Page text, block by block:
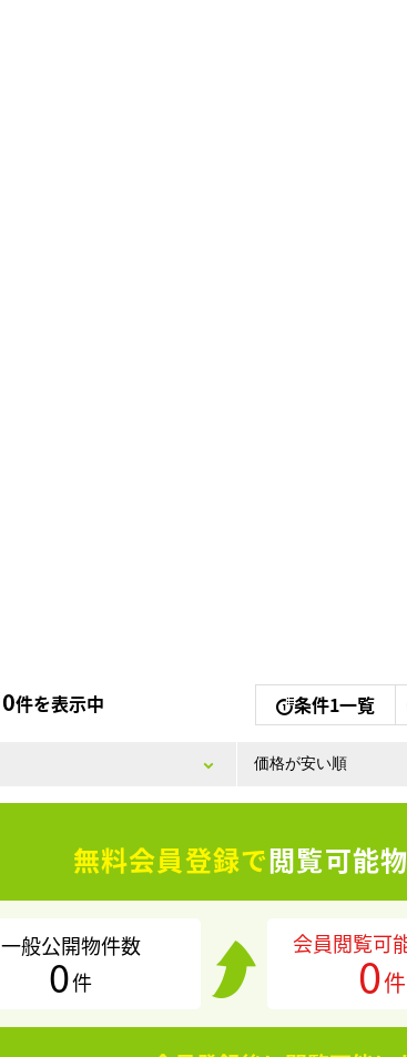
0件を表示中 条件1一覧
無料会員登録で閲覧可能
一般公開物件数
0件
会員閲覧可
0件